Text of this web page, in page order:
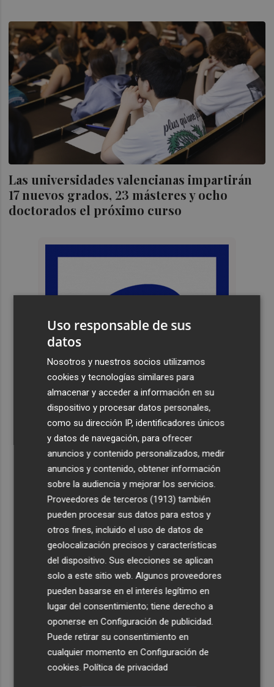
Las universidades valencianas impartirán
17 nuevos grados, 23 másteres y ocho
doctorados el próximo curso
Últimas Noticias
El Villarreal pone el broche de oro a la pretemporada
con una victoria contra el Galatasaray
Kiat Lim preside por primera vez un partido en Mestalla
El once del Valencia CF para el último Trofeu Taronja de
Mestalla
Aemet prevé peligro de incendios "muy alto" o
"extremo" en la mayor parte de la Península y Baleares
el día del eclipse
Company: “Estamos comenzando a ver el equipo que
queremos ver en la Liga”
Uso responsable de sus
datos
Nosotros y nuestros socios utilizamos
cookies y tecnologías similares para
almacenar y acceder a información en su
dispositivo y procesar datos personales,
como su dirección IP, identificadores únicos
y datos de navegación, para ofrecer
anuncios y contenido personalizados, medir
anuncios y contenido, obtener información
sobre la audiencia y mejorar los servicios.
Proveedores de terceros (1913) también
pueden procesar sus datos para estos y
otros fines, incluido el uso de datos de
geolocalización precisos y características
del dispositivo. Sus elecciones se aplican
solo a este sitio web. Algunos proveedores
pueden basarse en el interés legítimo en
lugar del consentimiento; tiene derecho a
oponerse enConfiguración de publicidad.
Puede retirar su consentimiento en
cualquier momento enConfiguración de
cookies.Política de privacidad